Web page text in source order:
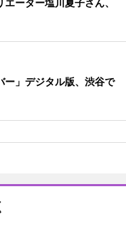
ー」デジタル版、渋谷で